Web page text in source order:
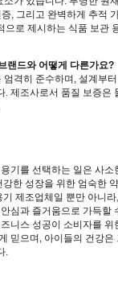
, 그리고 완벽하게 추적
으로 제시하는 식품 보관
랜드와 어떻게 다른가요?
격히 준수하며, 설계부
. 제조사로서 품질 보증은
기를 선택하는 일은 사소
한 성장을 위한 엄숙한
제조업체일 뿐만 아니
심과 즐거움으로 가득할
니스 성공이 소비자를 위
믿으며, 아이들의 건강은
.